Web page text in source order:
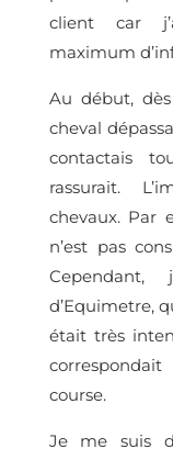
client car
maximum
Au début,
cheval
contactais
rassurait.
chevaux. Par
n’est pas
d’Equimetre,
était très
course.
Je me suis